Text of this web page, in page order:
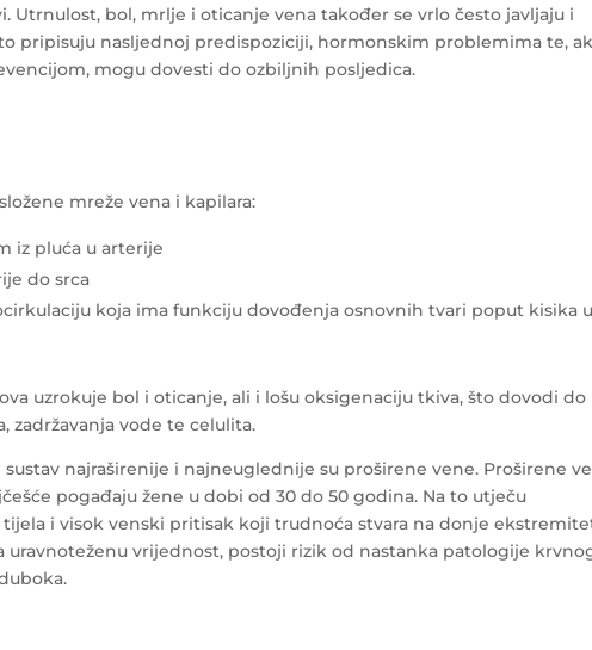
Utrnulost, bol, mrlje i oticanje vena također se vrlo često javljaju i
pripisuju nasljednoj predispoziciji, hormonskim problemima te,
mogu dovesti do ozbiljnih posljedica.
mreže vena i kapilara:
iz pluća u arterije
do srca
koja ima funkciju dovođenja osnovnih tvari poput kisika u
uzrokuje bol i oticanje, ali i lošu oksigenaciju tkiva, što dovodi do
zadržavanja vode te celulita.
najraširenije i najneuglednije su proširene vene. Proširene
pogađaju žene u dobi od 30 do 50 godina. Na to utječu
i visok venski pritisak koji trudnoća stvara na donje
uravnoteženu vrijednost, postoji rizik od nastanka patologije